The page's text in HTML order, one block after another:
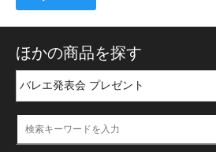
ほかの商品を探す